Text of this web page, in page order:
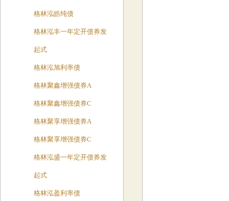
格林泓皓纯债
格林泓丰一年定开债券发
起式
格林泓旭利率债
格林聚鑫增强债券A
格林聚鑫增强债券C
格林聚享增强债券A
格林聚享增强债券C
格林泓盛一年定开债券发
起式
格林泓盈利率债